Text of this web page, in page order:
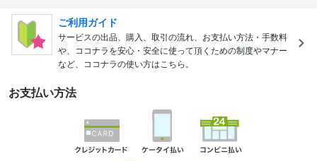
ご利用ガイド
サービスの出品、購入、取引の流れ、お支払い方法・手数料
や、ココナラを安心・安全に使って頂くための制度やマナー
など、ココナラの使い方はこちら。
お支払い方法